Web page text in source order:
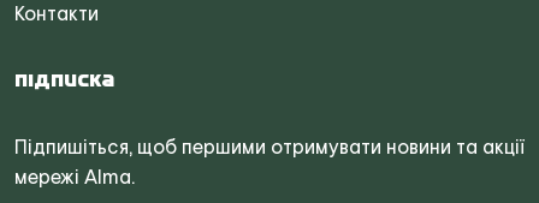
Контакти
Підписка
Підпишіться, щоб першими отримувати новини та акції
мережі Alma.